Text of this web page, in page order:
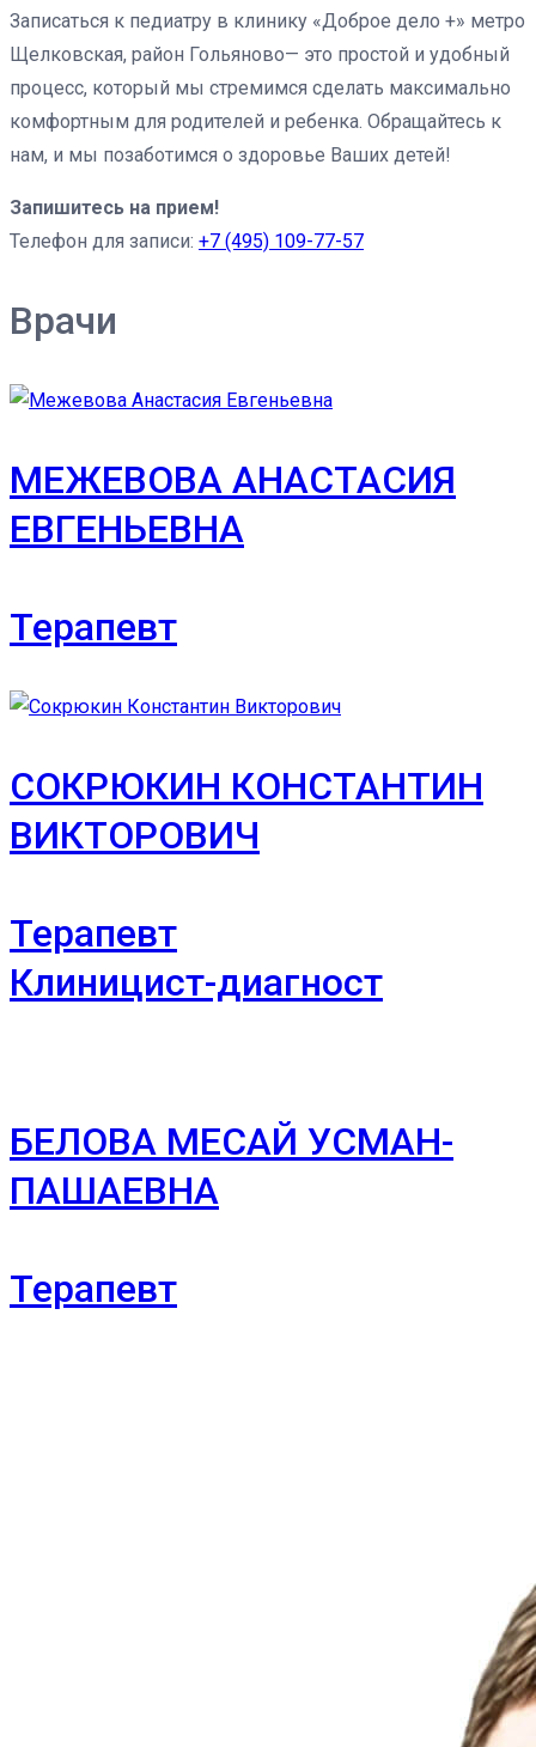
Записаться к педиатру в клинику «Доброе дело +» метро
Щелковская, район Гольяново— это простой и удобный
процесс, который мы стремимся сделать максимально
комфортным для родителей и ребенка. Обращайтесь к
нам, и мы позаботимся о здоровье Ваших детей!
Запишитесь на прием!
Телефон для записи: +7 (495) 109-77-57
Врачи
МЕЖЕВОВА АНАСТАСИЯ
ЕВГЕНЬЕВНА
Терапевт
СОКРЮКИН КОНСТАНТИН
ВИКТОРОВИЧ
Терапевт
Клиницист-диагност
БЕЛОВА МЕСАЙ УСМАН-
ПАШАЕВНА
Терапевт